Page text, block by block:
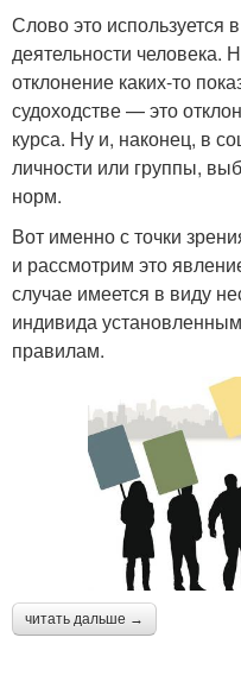
Слово это используется
деятельности человека.
отклонение каких-то
судоходстве — это
курса. Ну и, наконец, в
личности или группы,
норм.
Вот именно с точки
и рассмотрим это
случае имеется в виду
индивида
правилам.
читать дальше →